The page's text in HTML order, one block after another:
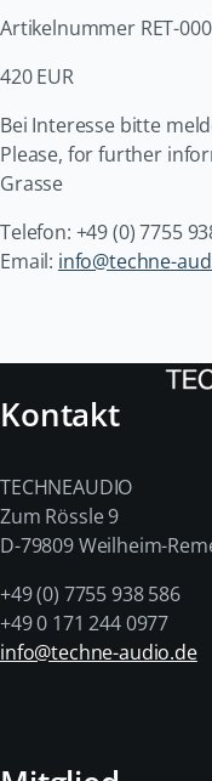
Artikelnummer RET-
420 EUR
Bei Interesse bitte
Please, for further
Grasse
Telefon: +49 (0) 7755
Email: info@techne-
Kontakt
TECHNEAUDIO
Zum Rössle 9
D-79809 Weilheim-
+49 (0) 7755 938 586
+49 0 171 244 0977
info@techne-audio.de